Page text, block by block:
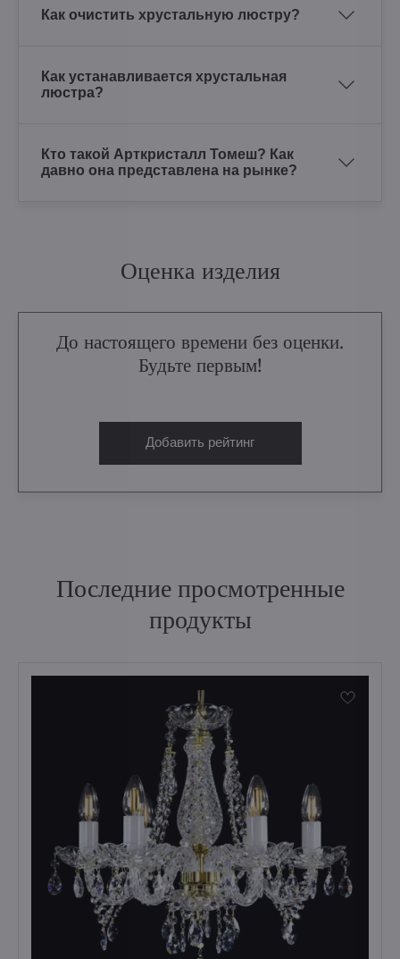
Как очистить хрустальную люстру?
Как устанавливается хрустальная
люстра?
Кто такой Арткристалл Томеш? Как
давно она представлена на рынке?
Оценка изделия
До настоящего времени без оценки.
Будьте первым!
Добавить рейтинг
Последние просмотренные
продукты